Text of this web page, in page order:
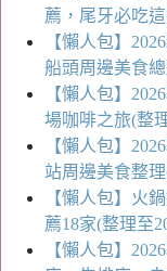
薦，尾牙必吃
【懶人包】
船頭周邊美食
【懶人包】
場咖啡之旅(整
【懶人包】
站周邊美食整
【懶人包】火
薦18家(整理至
【懶人包】